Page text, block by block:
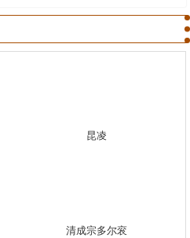
昆凌
清成宗多尔衮